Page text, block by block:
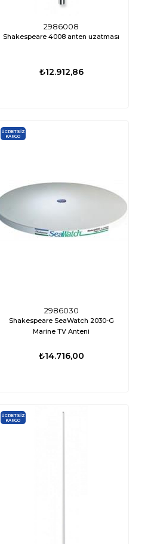
000-16110-001
Lowrance Eagle 4X Balık Bulucu Türkçe
₺9.602,88
₺12.972,12
2986008
Shakespeare 4008 anten uzatması
₺12.912,86
2986030
Shakespeare SeaWatch 2030-G
Marine TV Anteni
₺14.716,00
ÜCRETSIZ
KARGO
ÜCRETSIZ
KARGO